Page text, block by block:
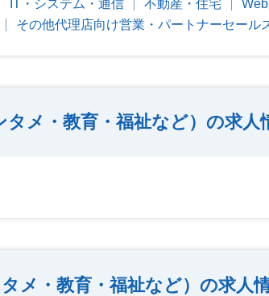
IT・システム・通信 不動産・住宅
その他代理店向け営業・パートナーセール
メ・教育・福祉など）の求人
メ・教育・福祉など）の求人